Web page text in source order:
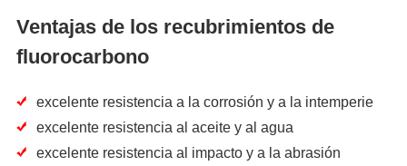
Ventajas de los recubrimientos de
fluorocarbono
excelente resistencia a la corrosión y a la intemperie
excelente resistencia al aceite y al agua
excelente resistencia al impacto y a la abrasión